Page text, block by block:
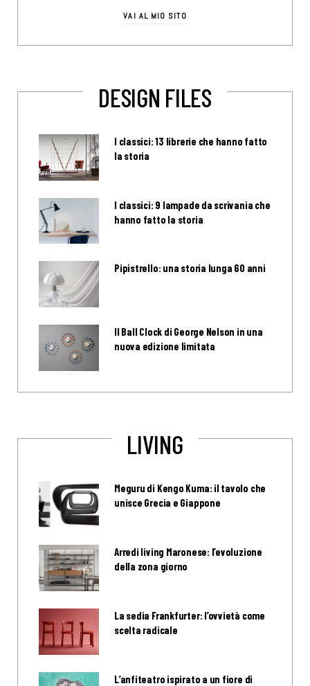
VAI AL MIO SITO
DESIGN FILES
I classici: 13 librerie che hanno fatto
la storia
I classici: 9 lampade da scrivania che
hanno fatto la storia
Pipistrello: una storia lunga 60 anni
Il Ball Clock di George Nelson in una
nuova edizione limitata
LIVING
Meguru di Kengo Kuma: il tavolo che
unisce Grecia e Giappone
Arredi living Maronese: l’evoluzione
della zona giorno
La sedia Frankfurter: l’ovvietà come
scelta radicale
L’anfiteatro ispirato a un fiore di